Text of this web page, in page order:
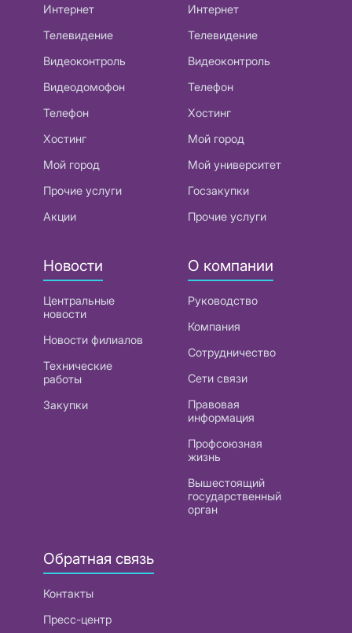
Интернет
Телевидение
Видеоконтроль
Видеодомофон
Телефон
Хостинг
Мой город
Прочие услуги
Акции
Интернет
Телевидение
Видеоконтроль
Телефон
Хостинг
Мой город
Мой университет
Госзакупки
Прочие услуги
Новости
Центральные
новости
Новости филиалов
Технические
работы
Закупки
О компании
Руководство
Компания
Сотрудничество
Сети связи
Правовая
информация
Профсоюзная
жизнь
Вышестоящий
государственный
орган
Обратная связь
Контакты
Пресс-центр